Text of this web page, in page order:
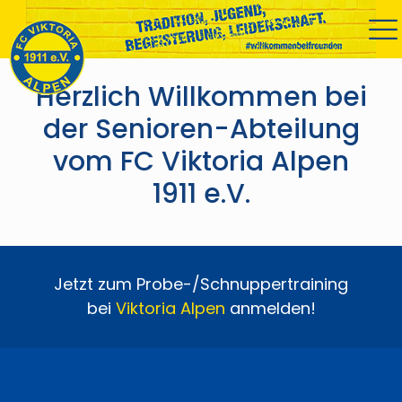
Herzlich Willkommen bei
der Senioren-Abteilung
vom FC Viktoria Alpen
1911 e.V.
Jetzt zum Probe-/Schnuppertraining
bei Viktoria Alpen anmelden!